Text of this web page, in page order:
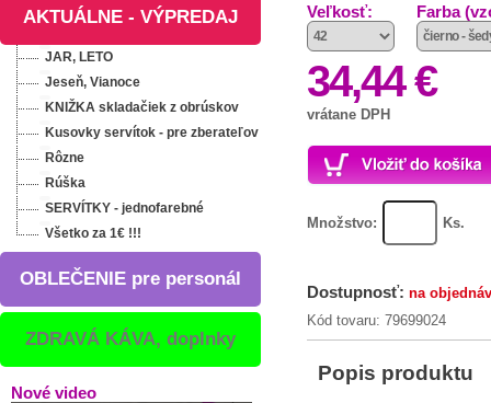
AKTUÁLNE - VÝPREDAJ
JAR, LETO
Jeseň, Vianoce
KNIŽKA skladačiek z obrúskov
Kusovky servítok - pre zberateľov
Rôzne
Rúška
SERVÍTKY - jednofarebné
Všetko za 1€ !!!
OBLEČENIE pre personál
ZDRAVÁ KÁVA, doplnky
Nové video
Veľkosť: Farba
34,44 €
vrátane DPH
Množstvo: Ks.
Dostupnosť: na
Kód tovaru: 79699024
Popis produktu